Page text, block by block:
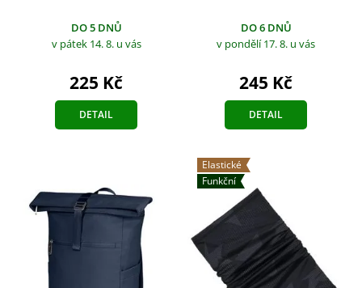
DO 5 DNŮ
v pátek 14. 8. u vás
225 Kč
DETAIL
DO 6 DNŮ
v pondělí 17. 8. u vás
245 Kč
DETAIL
Elastické
Funkční